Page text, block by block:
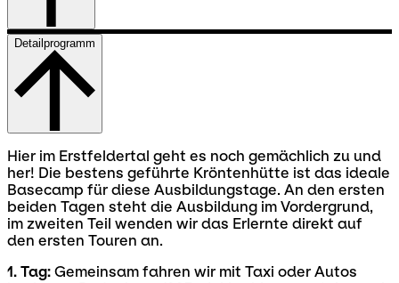
Detailprogramm
Hier im Erstfeldertal geht es noch gemächlich zu und
her! Die bestens geführte Kröntenhütte ist das ideale
Basecamp für diese Ausbildungstage. An den ersten
beiden Tagen steht die Ausbildung im Vordergrund,
im zweiten Teil wenden wir das Erlernte direkt auf
den ersten Touren an.
1. Tag: Gemeinsam fahren wir mit Taxi oder Autos